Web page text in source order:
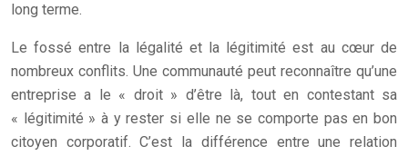
long terme.
Le fossé entre la légalité et la légitimité est au cœur de
nombreux conflits. Une communauté peut reconnaître qu’une
entreprise a le « droit » d’être là, tout en contestant sa
« légitimité » à y rester si elle ne se comporte pas en bon
citoyen corporatif. C’est la différence entre une relation